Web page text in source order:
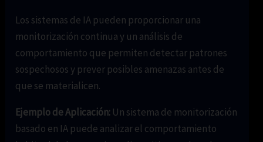
Los sistemas de IA pueden proporcionar una
monitorización continua y un análisis de
comportamiento que permiten detectar patrones
sospechosos y prever posibles amenazas antes de
que se materialicen.
Ejemplo de Aplicación: Un sistema de monitorización
basado en IA puede analizar el comportamiento